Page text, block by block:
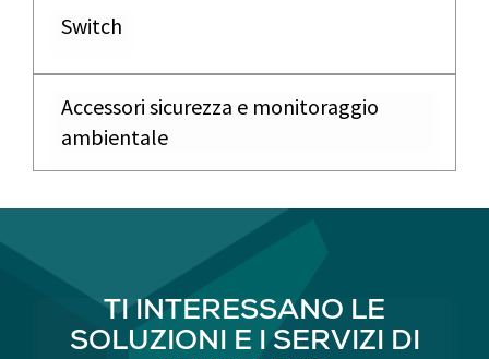
Switch
Accessori sicurezza e monitoraggio
ambientale
TI INTERESSANO LE
SOLUZIONI E I SERVIZI DI